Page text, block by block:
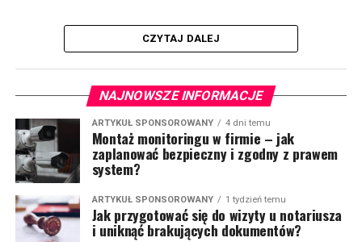
CZYTAJ DALEJ
NAJNOWSZE INFORMACJE
ARTYKUŁ SPONSOROWANY 4 dni temu
Montaż monitoringu w firmie – jak
zaplanować bezpieczny i zgodny z prawem
system?
ARTYKUŁ SPONSOROWANY 1 tydzień temu
Jak przygotować się do wizyty u notariusza
i uniknąć brakujących dokumentów?